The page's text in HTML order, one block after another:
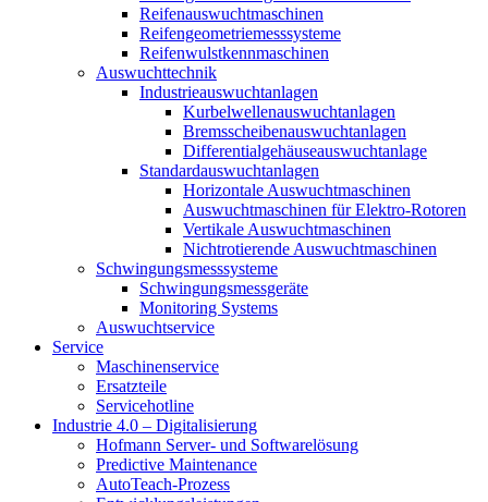
Reifenauswuchtmaschinen
Reifengeometriemesssysteme
Reifenwulstkennmaschinen
Auswuchttechnik
Industrieauswuchtanlagen
Kurbelwellenauswuchtanlagen
Bremsscheibenauswuchtanlagen
Differentialgehäuseauswuchtanlage
Standardauswuchtanlagen
Horizontale Auswuchtmaschinen
Auswuchtmaschinen für Elektro-Rotoren
Vertikale Auswuchtmaschinen
Nichtrotierende Auswuchtmaschinen
Schwingungsmesssysteme
Schwingungsmessgeräte
Monitoring Systems
Auswuchtservice
Service
Maschinenservice
Ersatzteile
Servicehotline
Industrie 4.0 – Digitalisierung
Hofmann Server- und Softwarelösung
Predictive Maintenance
AutoTeach-Prozess